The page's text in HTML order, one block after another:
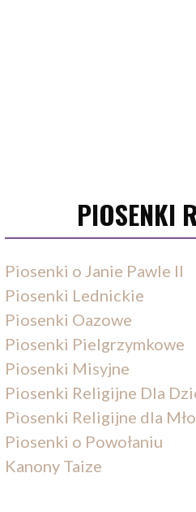
PIOSENKI
Piosenki o Janie Pawle II
Piosenki Lednickie
Piosenki Oazowe
Piosenki Pielgrzymkowe
Piosenki Misyjne
Piosenki Religijne Dla
Piosenki Religijne dla
Piosenki o Powołaniu
Kanony Taize